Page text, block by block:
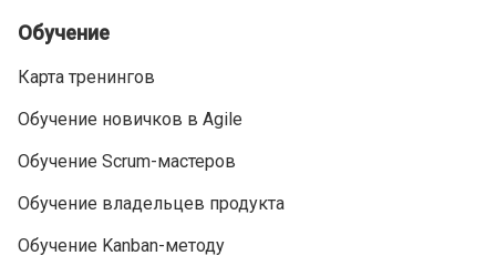
Обучение
Карта тренингов
Обучение новичков в Agile
Обучение Scrum-мастеров
Обучение владельцев продукта
Обучение Kanban-методу